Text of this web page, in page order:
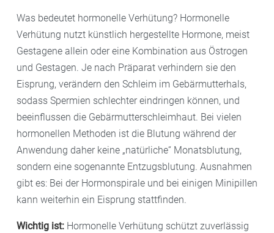
Was bedeutet hormonelle Verhütung? Hormonelle
Verhütung nutzt künstlich hergestellte Hormone, meist
Gestagene allein oder eine Kombination aus Östrogen
und Gestagen. Je nach Präparat verhindern sie den
Eisprung, verändern den Schleim im Gebärmutterhals,
sodass Spermien schlechter eindringen können, und
beeinflussen die Gebärmutterschleimhaut. Bei vielen
hormonellen Methoden ist die Blutung während der
Anwendung daher keine „natürliche“ Monatsblutung,
sondern eine sogenannte Entzugsblutung. Ausnahmen
gibt es: Bei der Hormonspirale und bei einigen Minipillen
kann weiterhin ein Eisprung stattfinden.
Wichtig ist: Hormonelle Verhütung schützt zuverlässig